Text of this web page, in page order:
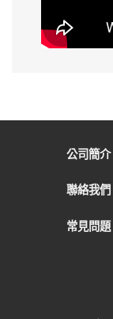
公司簡介
聯絡我們
常見問題